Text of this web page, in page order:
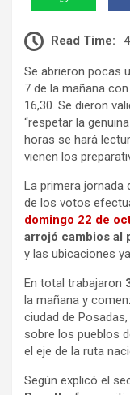
Read Time:
Se abrieron pocas
7 de la mañana
16,30. Se dieron
“respetar la
horas se hará
vienen los
La primera jornada
de los votos
domingo 22 de
arrojó cambios al
y las ubicaciones
En total trabajaron
la mañana y
ciudad de
sobre los pueblos
el eje de la ruta
Según explicó el